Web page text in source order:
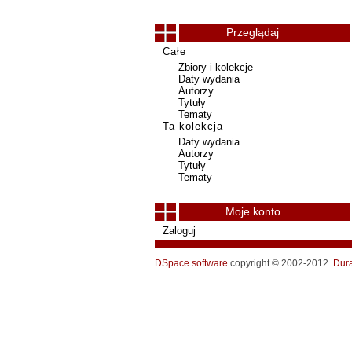
Przeglądaj
Całe
Zbiory i kolekcje
Daty wydania
Autorzy
Tytuły
Tematy
Ta kolekcja
Daty wydania
Autorzy
Tytuły
Tematy
Moje konto
Zaloguj
DSpace software copyright © 2002-2012